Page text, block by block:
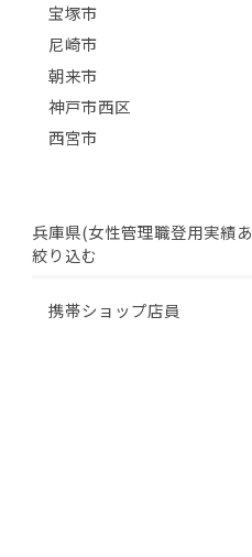
宝塚市
尼崎市
朝来市
神戸市西区
西宮市
兵庫県(女性管理職登用実績
絞り込む
携帯ショップ店員